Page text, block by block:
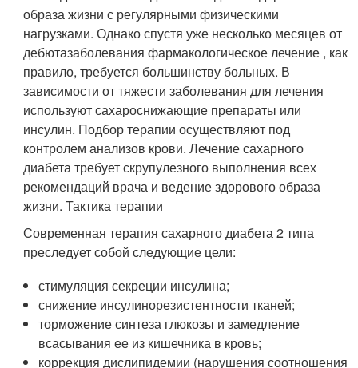
образа жизни с регулярными физическими
нагрузками. Однако спустя уже несколько месяцев от
дебютазаболевания фармакологическое лечение , как
правило, требуется большинству больных. В
зависимости от тяжести заболевания для лечения
используют сахароснижающие препараты или
инсулин. Подбор терапии осуществляют под
контролем анализов крови. Лечение сахарного
диабета требует скрупулезного выполнения всех
рекомендаций врача и ведение здорового образа
жизни. Тактика терапии
Современная терапия сахарного диабета 2 типа
преследует собой следующие цели:
стимуляция секреции инсулина;
снижение инсулинорезистентности тканей;
торможение синтеза глюкозы и замедление
всасывания ее из кишечника в кровь;
коррекция дислипидемии (нарушения соотношения